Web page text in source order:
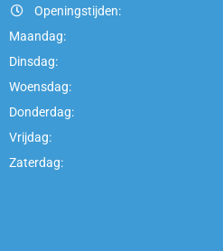
Openingstijden:
Maandag:
Dinsdag:
Woensdag:
Donderdag:
Vrijdag:
Zaterdag: